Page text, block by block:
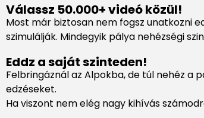
Válassz 50.000+ videó közül!
Most már biztosan nem fogsz unatkozni
szimulálják. Mindegyik pálya nehézségi
Eddz a saját szinteden!
Felbringáznál az Alpokba, de túl nehéz a
edzéseket.
Ha viszont nem elég nagy kihívás